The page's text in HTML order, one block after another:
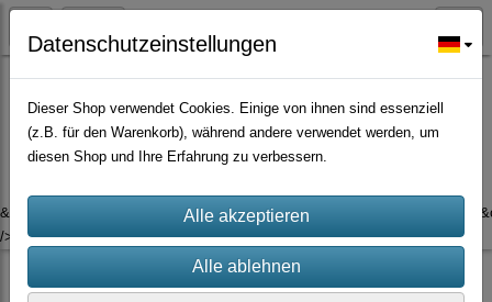
Es wurden leider keine Produkte gefunden.
/>
Datenschutzeinstellungen
Dieser Shop verwendet Cookies. Einige von ihnen sind essenziell
(z.B. für den Warenkorb), während andere verwendet werden, um
diesen Shop und Ihre Erfahrung zu verbessern.